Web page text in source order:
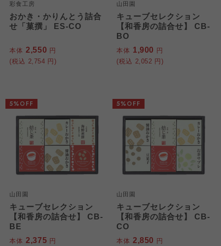
彩食工房
おかき・かりんとう詰合
せ「菓撰」 ES-CO
本体 2,550 円
(税込 2,754 円)
山田園
キューブセレクション
【和香房の詰合せ】 CB-
BO
本体 1,900 円
(税込 2,052 円)
山田園
キューブセレクション
【和香房の詰合せ】 CB-
BE
本体 2,375 円
5%OFF
山田園
キューブセレクション
【和香房の詰合せ】 CB-
CO
本体 2,850 円
5%OFF